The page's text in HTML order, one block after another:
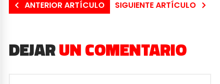
ANTERIOR ARTÍCULO SIGUIENTE ARTÍCULO
DEJARUN COMENTARIO